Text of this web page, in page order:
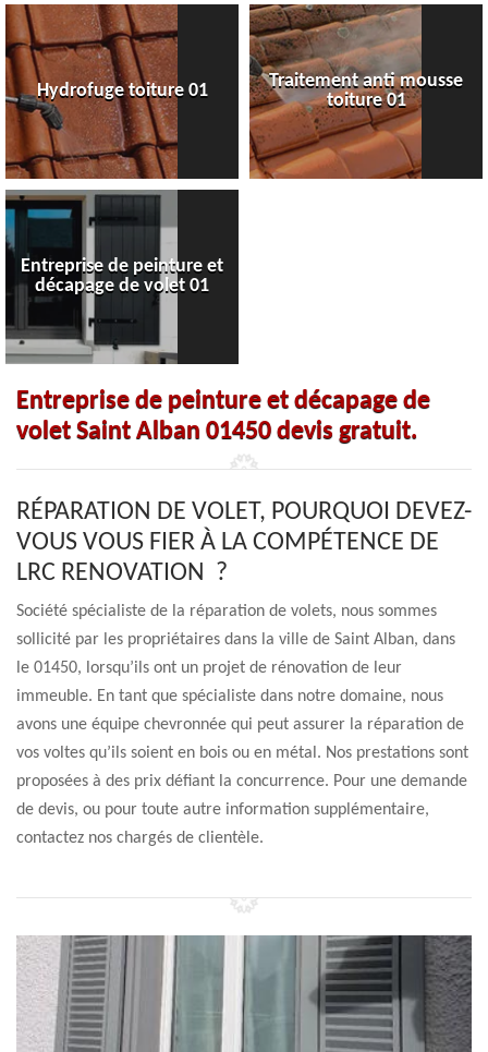
Hydrofuge toiture 01
Traitement anti mousse
toiture 01
Entreprise de peinture et
décapage de volet 01
Entreprise de peinture et décapage de
volet Saint Alban 01450 devis gratuit.
RÉPARATION DE VOLET, POURQUOI DEVEZ-
VOUS VOUS FIER À LA COMPÉTENCE DE
LRC RENOVATION ?
Société spécialiste de la réparation de volets, nous sommes
sollicité par les propriétaires dans la ville de Saint Alban, dans
le 01450, lorsqu’ils ont un projet de rénovation de leur
immeuble. En tant que spécialiste dans notre domaine, nous
avons une équipe chevronnée qui peut assurer la réparation de
vos voltes qu’ils soient en bois ou en métal. Nos prestations sont
proposées à des prix défiant la concurrence. Pour une demande
de devis, ou pour toute autre information supplémentaire,
contactez nos chargés de clientèle.